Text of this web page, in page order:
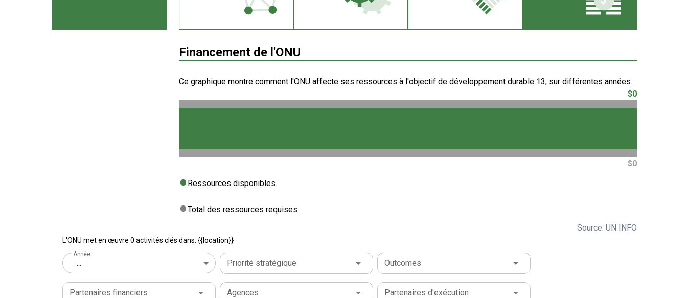
Financement de l'ONU
Ce graphique montre comment l'ONU affecte ses ressources à l'objectif de développement durable 13, sur différentes années.
$0
$0
Ressources disponibles
Total des ressources requises
Source: UN INFO
L'ONU met en œuvre 0 activités clés dans: {{location}}
Année
... Priorité stratégique Outcomes
Partenaires financiers Agences Partenaires d'exécution